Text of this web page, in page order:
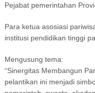
Pejabat pemerintahan
Para ketua asosiasi
institusi pendidikan tinggi
Mengusung tema:
“Sinergitas Membangun
pelantikan ini menjadi